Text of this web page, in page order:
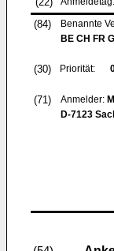
(84)
Benannte
BE CH FR
(30) Priorität:
(71) Anmelder:
D-7123